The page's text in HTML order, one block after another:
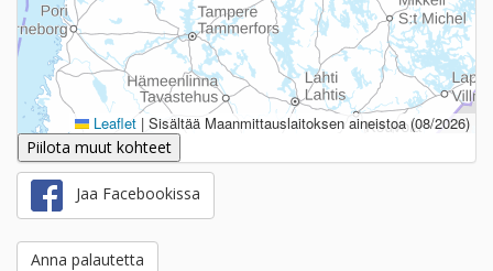
Leaflet | Sisältää Maanmittauslaitoksen aineistoa (08/2026)
Piilota muut kohteet
Jaa Facebookissa
Anna palautetta